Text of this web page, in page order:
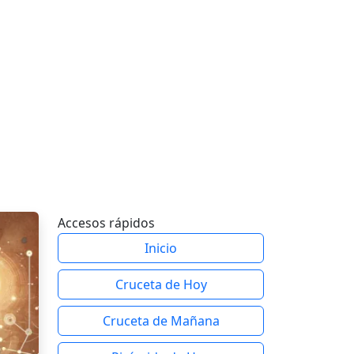
Accesos rápidos
Inicio
Cruceta de Hoy
Cruceta de Mañana